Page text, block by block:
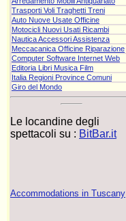
Trasporti Voli Traghetti Treni
Auto Nuove Usate Officine
Motocicli Nuovi Usati Ricambi
Nautica Accessori Assistenza
Meccacanica Officine Riparazione
Computer Software Internet Web
Editoria Libri Musica Film
Italia Regioni Province Comuni
Giro del Mondo
Le locandine degli
spettacoli su : BitBar.it
Accommodations in Tuscany